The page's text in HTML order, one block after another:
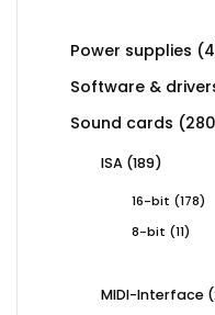
Power supplies 4
Software &
Sound cards 280
ISA 189189
16-bit 178178
8-bit
1111
MIDI-Interface